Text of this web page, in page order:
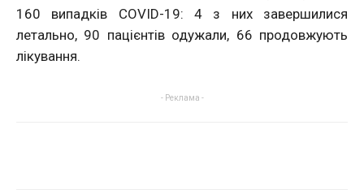
160 випадків COVID-19: 4 з них завершилися
летально, 90 пацієнтів одужали, 66 продовжують
лікування.
- Реклама -